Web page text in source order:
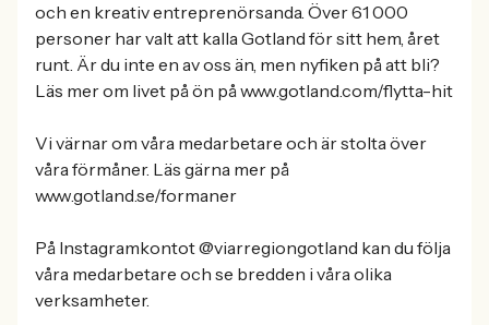
och en kreativ entreprenörsanda. Över 61 000
personer har valt att kalla Gotland för sitt hem, året
runt. Är du inte en av oss än, men nyfiken på att bli?
Läs mer om livet på ön på www.gotland.com/flytta-hit
Vi värnar om våra medarbetare och är stolta över
våra förmåner. Läs gärna mer på
www.gotland.se/formaner
På Instagramkontot @viarregiongotland kan du följa
våra medarbetare och se bredden i våra olika
verksamheter.